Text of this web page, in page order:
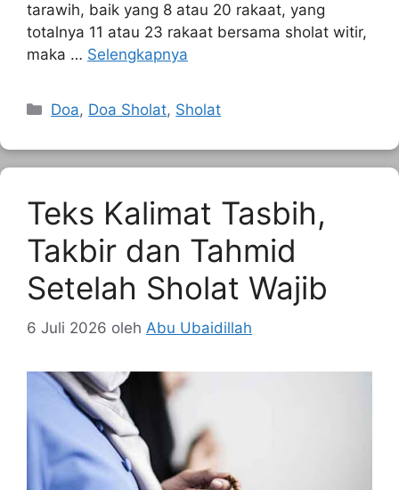
tarawih, baik yang 8 atau 20 rakaat, yang
totalnya 11 atau 23 rakaat bersama sholat witir,
maka … Selengkapnya
Kategori
Doa, Doa Sholat, Sholat
Teks Kalimat Tasbih,
Takbir dan Tahmid
Setelah Sholat Wajib
6 Juli 2026 oleh Abu Ubaidillah